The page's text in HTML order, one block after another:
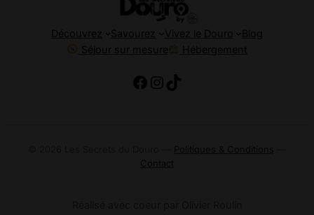
Découvrez Savourez Vivez le Douro
Blog
Séjour sur mesure
Hébergement
https://
Instagram
TikTok